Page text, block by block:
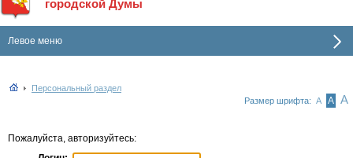
городской Думы
Левое меню
Персональный раздел
Размер шрифта: А А А
Пожалуйста, авторизуйтесь: